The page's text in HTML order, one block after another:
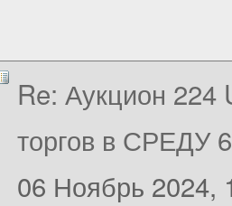
Re: Аукцион 224
торгов в СРЕДУ
06 Ноябрь 2024,